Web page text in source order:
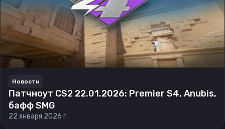
Новости
Патчноут CS2 22.01.2026: Premier S4, Anubis,
бафф SMG
22 января 2026 г.